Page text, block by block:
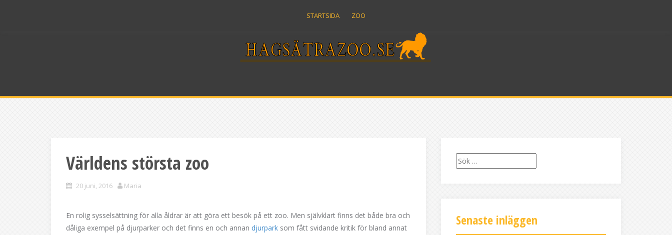
STARTSIDA ZOO
Världens största zoo
20 juni, 2016 Maria
En rolig sysselsättning för alla åldrar är att göra ett besök på ett zoo. Men självklart finns det både bra och
dåliga exempel på djurparker och det finns en och annan djurpark som fått svidande kritik för bland annat
Sök
efter:
Senaste inläggen